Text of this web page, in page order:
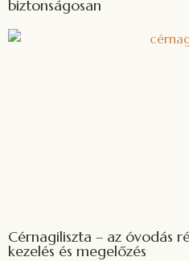
biztonságosan
Cérnagiliszta – az óvodás
kezelés és megelőzés